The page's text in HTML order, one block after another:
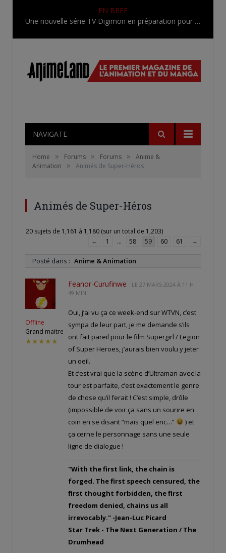
EN BREF
Une nouvelle série TV Digimon en préparation pour 2027
NAVIGATE
Home » Forums » Forums »
Anime &
Animation
» Animés de Super-Héros
Animés de Super-Héros
20 sujets de 1,161 à 1,180 (sur un total de 1,203)
←
1 … 58 59 60 61 →
Posté dans : Anime & Animation
Offline
Grand maitre
★★★★★
Feanor-Curufinwe LE 27 MARS 2024 À 11 H
49 MIN
Oui, j’ai vu ça ce week-end sur WTVN, c’est
sympa de leur part, je me demande s’ils
ont fait pareil pour le film Supergirl / Legion
of Super Heroes, j’aurais bien voulu y jeter
un oeil.
Et c’est vrai que la scène d’Ultraman avec la
tour est parfaite, c’est exactement le genre
de chose qu’il ferait ! C’est simple, drôle
(impossible de voir ça sans un sourire en
coin en se disant “mais quel enc…”
) et
ça cerne le personnage sans une seule
ligne de dialogue !
"With the first link, the chain is
forged. The first speech censured, the
first thought forbidden, the first
freedom denied, chains us all
irrevocably." -Jean-Luc Picard
Star Trek - The Next Generation / The
Drumhead